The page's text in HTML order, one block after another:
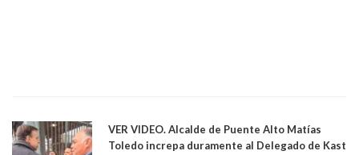
VER VIDEO. Alcalde de Puente Alto Matías
Toledo increpa duramente al Delegado de Kast